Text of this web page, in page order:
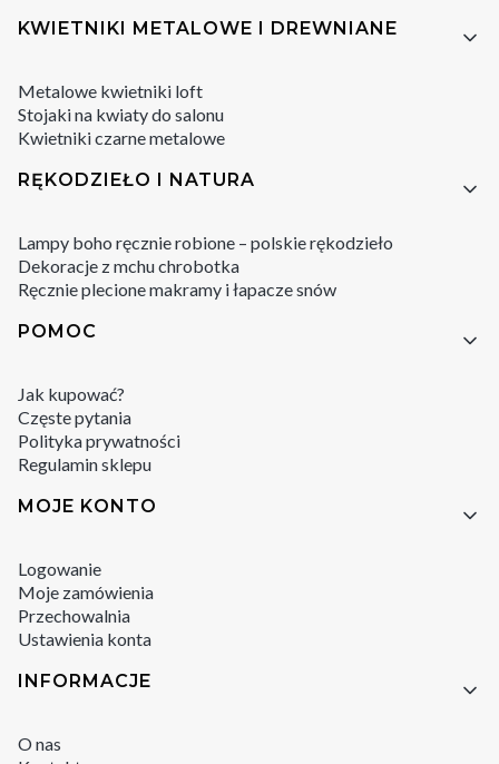
KWIETNIKI METALOWE I DREWNIANE
Metalowe kwietniki loft
Stojaki na kwiaty do salonu
Kwietniki czarne metalowe
RĘKODZIEŁO I NATURA
Lampy boho ręcznie robione – polskie rękodzieło
Dekoracje z mchu chrobotka
Ręcznie plecione makramy i łapacze snów
POMOC
Jak kupować?
Częste pytania
Polityka prywatności
Regulamin sklepu
MOJE KONTO
Logowanie
Moje zamówienia
Przechowalnia
Ustawienia konta
INFORMACJE
O nas